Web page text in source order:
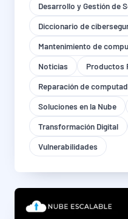
Desarrollo y Gestión de
Diccionario de
Mantenimiento de
Noticias
Productos
Reparación de
Soluciones en la Nube
Transformación Digital
Vulnerabilidades